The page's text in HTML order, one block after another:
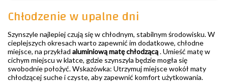
Chłodzenie w upalne dni
Szynszyle najlepiej czują się w chłodnym, stabilnym środowisku. W
cieplejszych okresach warto zapewnić im dodatkowe, chłodne
miejsce, na przykład aluminiową matę chłodzącą. Umieść matę w
cichym miejscu w klatce, gdzie szynszyla będzie mogła się
swobodnie położyć. Wskazówka: Utrzymuj miejsce wokół maty
chłodzącej suche i czyste, aby zapewnić komfort użytkowania.